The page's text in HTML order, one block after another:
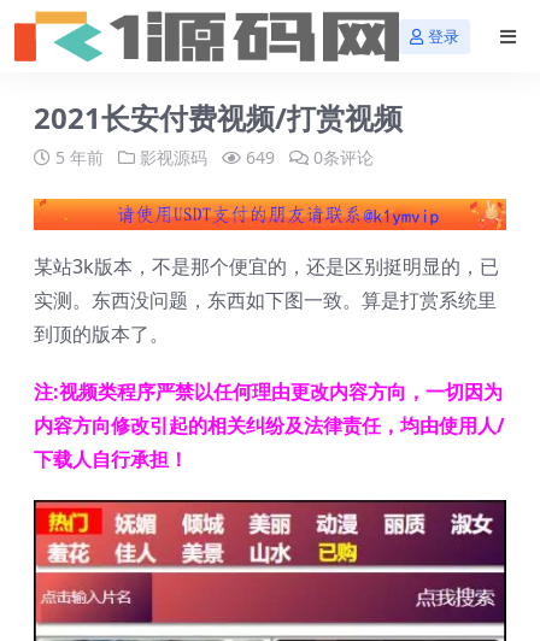
登录
2021长安付费视频/打赏视频
5 年前 影视源码 649 0条评论
某站3k版本，不是那个便宜的，还是区别挺明显的，已
实测。东西没问题，东西如下图一致。算是打赏系统里
到顶的版本了。
注:视频类程序严禁以任何理由更改内容方向，一切因为
内容方向修改引起的相关纠纷及法律责任，均由使用人/
下载人自行承担！